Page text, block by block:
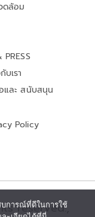
ดล้อม
PRESS
บเรา
และ สนับสนุน
Policy
reserved.,
การณ์ที่ดีในการใช้